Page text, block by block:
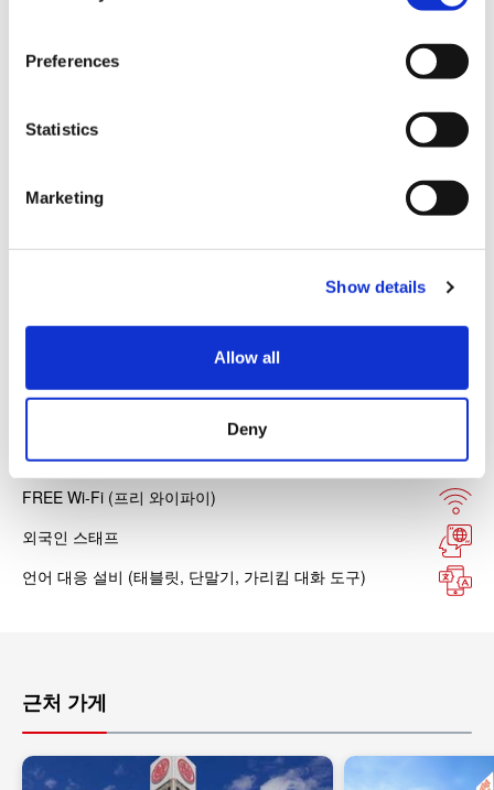
Preferences
Statistics
Marketing
Show details
Allow all
Deny
유니온페이카드・은련카드
각종 신용카드
각종 스마트폰 결제
WeChat pay (위챗페이)
시설 서비스
Tax-free Shop (택스프리 숍)
FREE Wi-Fi (프리 와이파이)
외국인 스태프
언어 대응 설비 (태블릿, 단말기, 가리킴 대화 도구)
근처 가게